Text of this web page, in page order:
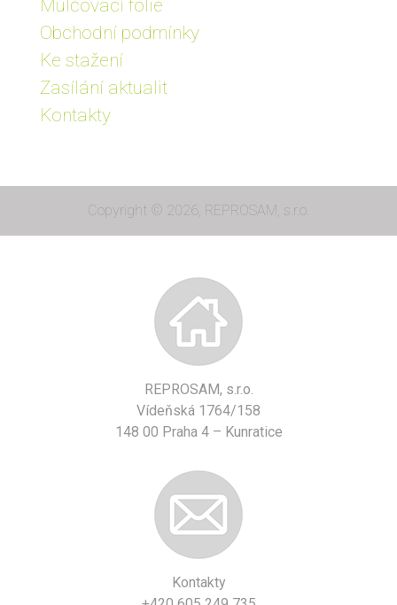
Mulčovací fólie
Obchodní podmínky
Ke stažení
Zasílání aktualit
Kontakty
Copyright © 2026, REPROSAM, s.r.o.
REPROSAM, s.r.o.
Vídeňská 1764/158
148 00 Praha 4 – Kunratice
Kontakty